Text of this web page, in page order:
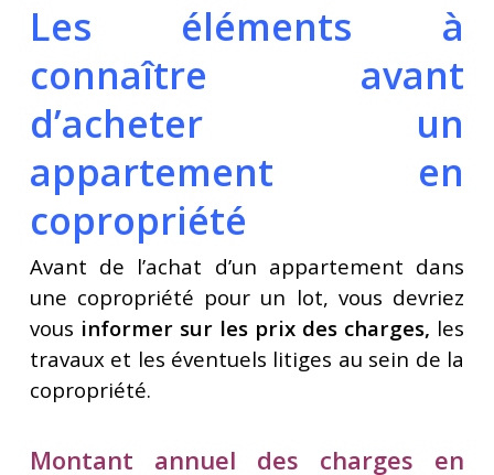
Les éléments à
connaître avant
d’acheter un
appartement en
copropriété
Avant de l’achat d’un appartement dans
une copropriété pour un lot, vous devriez
vous informer sur les prix des charges, les
travaux et les éventuels litiges au sein de la
copropriété.
Montant annuel des charges en